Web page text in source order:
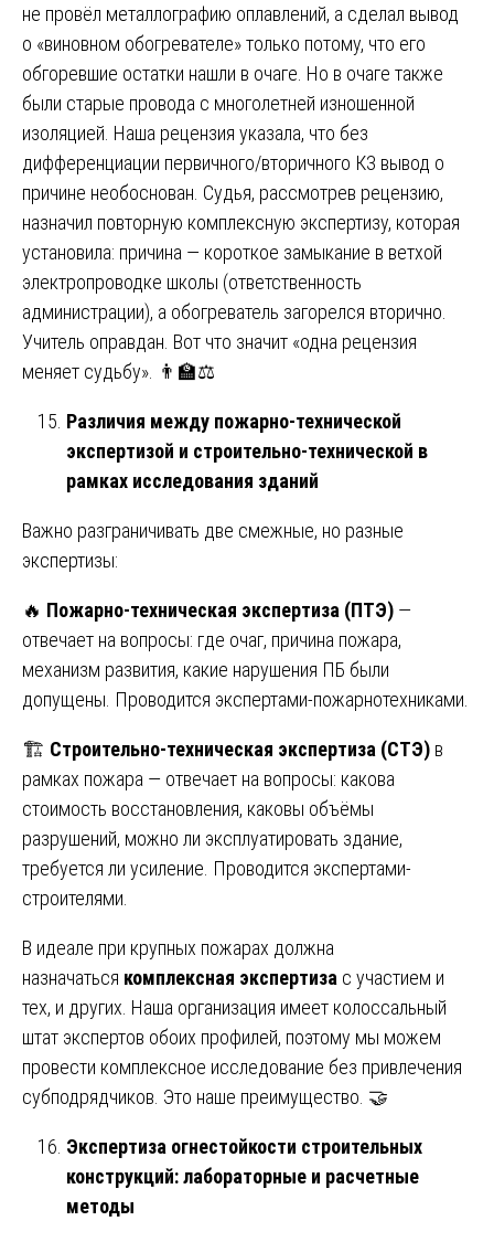
не провёл металлографию оплавлений, а сделал вывод
о «виновном обогревателе» только потому, что его
обгоревшие остатки нашли в очаге. Но в очаге также
были старые провода с многолетней изношенной
изоляцией. Наша рецензия указала, что без
дифференциации первичного/вторичного КЗ вывод о
причине необоснован. Судья, рассмотрев рецензию,
назначил повторную комплексную экспертизу, которая
установила: причина — короткое замыкание в ветхой
электропроводке школы (ответственность
администрации), а обогреватель загорелся вторично.
Учитель оправдан. Вот что значит «одна рецензия
меняет судьбу». 👨‍🏫⚖️
Различия между пожарно-технической
экспертизой и строительно-технической в
рамках исследования зданий
Важно разграничивать две смежные, но разные
экспертизы:
🔥 Пожарно-техническая экспертиза (ПТЭ) —
отвечает на вопросы: где очаг, причина пожара,
механизм развития, какие нарушения ПБ были
допущены. Проводится экспертами-пожарнотехниками.
🏗️ Строительно-техническая экспертиза (СТЭ) в
рамках пожара — отвечает на вопросы: какова
стоимость восстановления, каковы объёмы
разрушений, можно ли эксплуатировать здание,
требуется ли усиление. Проводится экспертами-
строителями.
В идеале при крупных пожарах должна
назначаться комплексная экспертиза с участием и
тех, и других. Наша организация имеет колоссальный
штат экспертов обоих профилей, поэтому мы можем
провести комплексное исследование без привлечения
субподрядчиков. Это наше преимущество. 🤝
Экспертиза огнестойкости строительных
конструкций: лабораторные и расчетные
методы